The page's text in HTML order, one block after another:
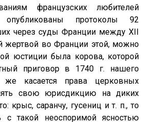
французских любителей
протоколы 92
через суды Франции между XII
жертвой во Франции этой, можно
юстиции была корова, которой
приговор в 1740 г. нашего
же касается права церковных
свою юрисдикцию на диких
крыс, саранчу, гусениц и т. п., то
такой неоспоримой ясностью